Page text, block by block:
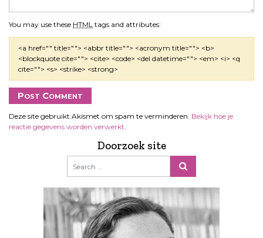
You may use these HTML tags and attributes:
<a href="" title=""> <abbr title=""> <acronym title=""> <b>
<blockquote cite=""> <cite> <code> <del datetime=""> <em> <i> <q
cite=""> <s> <strike> <strong>
Deze site gebruikt Akismet om spam te verminderen. Bekijk hoe je
reactie gegevens worden verwerkt.
Doorzoek site